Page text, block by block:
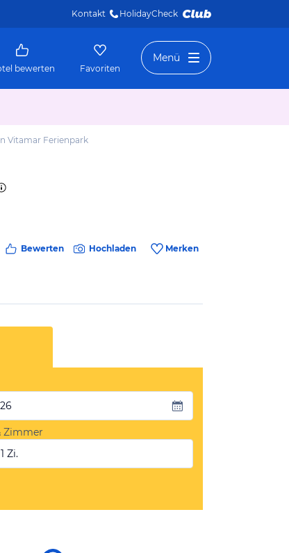
Kontakt HolidayCheck
bewerten Favoriten
Menü
Vitamar Ferienpark
Bewerten Hochladen Merken
Zimmer
Zi.